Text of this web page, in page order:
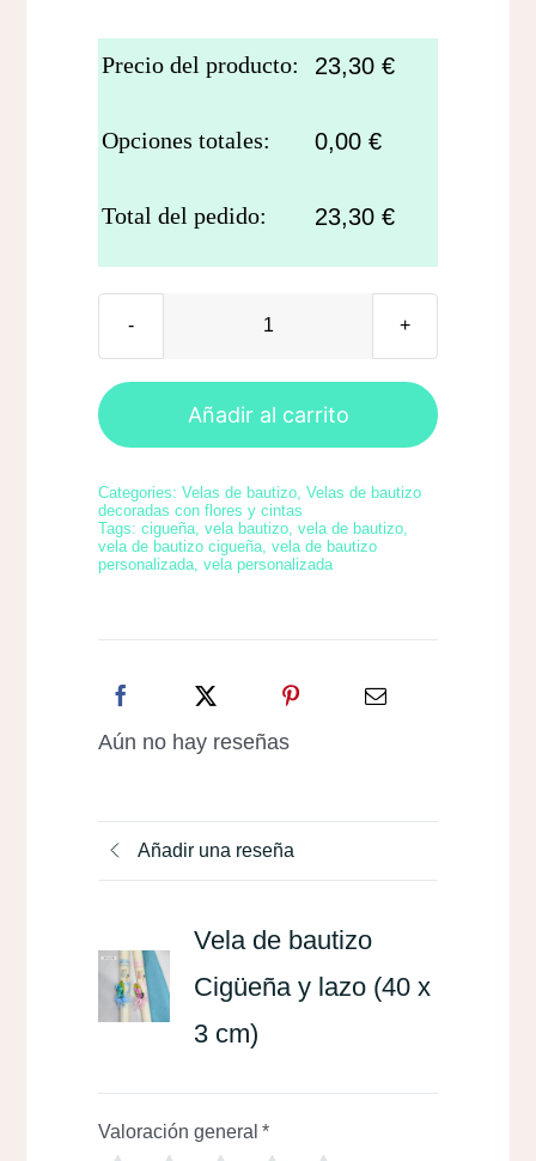
Precio del producto: 23,30€
Opciones totales: 0,00€
Total del pedido: 23,30€
bautizo
lazo
(40
x
Añadir al carrito
Categories:Velas de bautizo ,Velas de bautizo
decoradas con flores y cintas
Tags:cigueña ,vela bautizo ,vela de bautizo
vela de bautizo cigueña ,vela de bautizo
personalizada ,vela personalizada
Aún no hay reseñas
Añadir una reseña
Vela de bautizo
Cigüeña y lazo (40 x
3 cm)
Valoración general *